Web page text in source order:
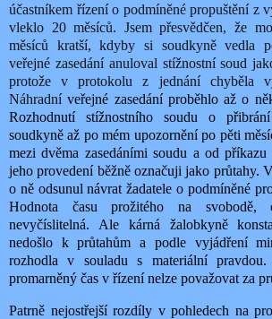
účastníkem řízení o podmíněné propuštění z
vleklo 20 měsíců. Jsem přesvědčen, že
měsíců kratší, kdyby si soudkyně vedla
veřejné zasedání anuloval stížnostní soud
protože v protokolu z jednání chyběla
Náhradníveřejné zasedání proběhlo až o
Rozhodnutí stížnostního soudu o
soudkyně až po mém upozornění po pěti
mezi dvěma zasedáními soudu a od
jeho provedení běžně označuji jako průtahy.
o ně odsunul návrat žadatele o podmíněné
Hodnota času prožitého na
nevyčíslitelná. Ale kárná žalobkyně
nedošlo k průtahům a podle vyjádření
rozhodla v souladu s materiální pravdou.
promarněný čas v řízení nelze považovat za
Patrně nejostřejší rozdíly v pohledech na